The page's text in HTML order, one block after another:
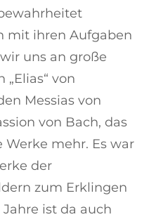
mit ihren Aufgaben
uns an große
von
Messias von
von Bach, das
mehr. Es war
der
zum Erklingen
ist da auch